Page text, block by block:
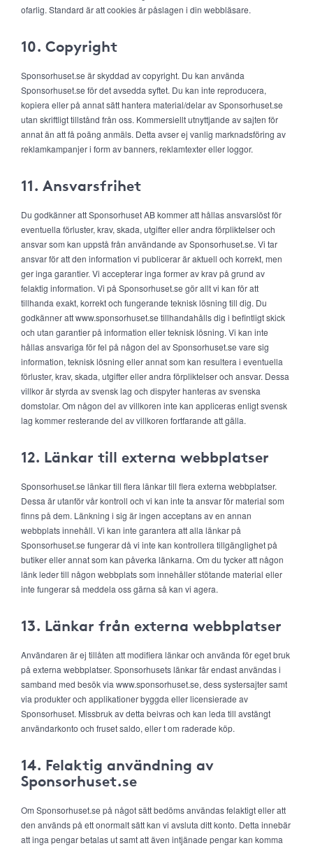
ofarlig. Standard är att cookies är påslagen i din webbläsare.
10. Copyright
Sponsorhuset.se är skyddad av copyright. Du kan använda
Sponsorhuset.se för det avsedda syftet. Du kan inte reproducera,
kopiera eller på annat sätt hantera material/delar av Sponsorhuset.se
utan skriftligt tillstånd från oss. Kommersiellt utnyttjande av sajten för
annat än att få poäng anmäls. Detta avser ej vanlig marknadsföring av
reklamkampanjer i form av banners, reklamtexter eller loggor.
11. Ansvarsfrihet
Du godkänner att Sponsorhuset AB kommer att hållas ansvarslöst för
eventuella förluster, krav, skada, utgifter eller andra förpliktelser och
ansvar som kan uppstå från användande av Sponsorhuset.se. Vi tar
ansvar för att den information vi publicerar är aktuell och korrekt, men
ger inga garantier. Vi accepterar inga former av krav på grund av
felaktig information. Vi på Sponsorhuset.se gör allt vi kan för att
tillhanda exakt, korrekt och fungerande teknisk lösning till dig. Du
godkänner att www.sponsorhuset.se tillhandahålls dig i befintligt skick
och utan garantier på information eller teknisk lösning. Vi kan inte
hållas ansvariga för fel på någon del av Sponsorhuset.se vare sig
information, teknisk lösning eller annat som kan resultera i eventuella
förluster, krav, skada, utgifter eller andra förpliktelser och ansvar. Dessa
villkor är styrda av svensk lag och dispyter hanteras av svenska
domstolar. Om någon del av villkoren inte kan appliceras enligt svensk
lag kommer resterande del av villkoren fortfarande att gälla.
12. Länkar till externa webbplatser
Sponsorhuset.se länkar till flera länkar till flera externa webbplatser.
Dessa är utanför vår kontroll och vi kan inte ta ansvar för material som
finns på dem. Länkning i sig är ingen acceptans av en annan
webbplats innehåll. Vi kan inte garantera att alla länkar på
Sponsorhuset.se fungerar då vi inte kan kontrollera tillgänglighet på
butiker eller annat som kan påverka länkarna. Om du tycker att någon
länk leder till någon webbplats som innehåller stötande material eller
inte fungerar så meddela oss gärna så kan vi agera.
13. Länkar från externa webbplatser
Användaren är ej tillåten att modifiera länkar och använda för eget bruk
på externa webbplatser. Sponsorhusets länkar får endast användas i
samband med besök via www.sponsorhuset.se, dess systersajter samt
via produkter och applikationer byggda eller licensierade av
Sponsorhuset. Missbruk av detta beivras och kan leda till avstängt
användarkonto och fruset saldo, eller t om raderade köp.
14. Felaktig användning av
Sponsorhuset.se
Om Sponsorhuset.se på något sätt bedöms användas felaktigt eller att
den används på ett onormalt sätt kan vi avsluta ditt konto. Detta innebär
att inga pengar betalas ut samt att även intjänade pengar kan komma